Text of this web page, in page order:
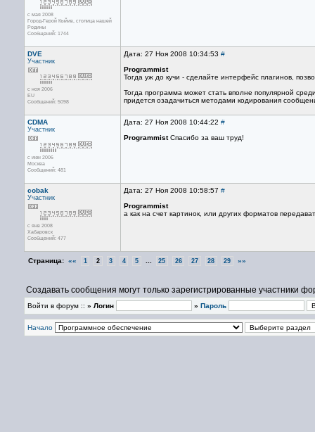
с мая 2008
Город-Герой Кыйив, столица нашей
Родины
Сообщений: 1744
DVE
Участник
с ноя 2006
EU
Сообщений: 5098
Дата: 27 Ноя 2008 10:34:53 #
Programmist
Тогда уж до кучи - сделайте интерфейс плагинов,
Тогда программа может стать вполне популярной
придется озадачиться методами кодирования
CDMA
Участник
с июн 2006
Москва
Сообщений: 481
Дата: 27 Ноя 2008 10:44:22 #
ProgrammistСпасибо за ваш труд!
cobak
Участник
с янв 2008
Хабаровск
Сообщений: 477
Дата: 27 Ноя 2008 10:58:57 #
Programmist
а как на счет картинок, или других форматов
Страница: «« 1 2 3 4 5 25 26 27 28 29 »»
Создавать сообщения могут только зарегистрированные участники
Войти в форум :: » Логин » Пароль
Начало